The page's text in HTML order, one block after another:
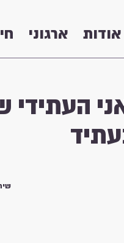
אודות ארגוני
העתידי